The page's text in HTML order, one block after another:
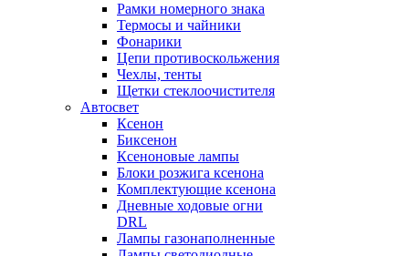
Рамки номерного знака
Термосы и чайники
Фонарики
Цепи противоскольжения
Чехлы, тенты
Щетки стеклоочистителя
Автосвет
Ксенон
Биксенон
Ксеноновые лампы
Блоки розжига ксенона
Комплектующие ксенона
Дневные ходовые огни
DRL
Лампы газонаполненные